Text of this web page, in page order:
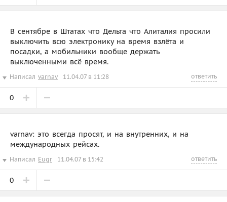
В сентябре в Штатах что Дельта что Алиталия просили
выключить всю электронику на время взлёта и
посадки, а мобильники вообще держать
выключенными всё время.
Написал varnav 11.04.07 в 11:28 ответить
0
varnav: это всегда просят, и на внутренних, и на
международных рейсах.
Написал Eugr 11.04.07 в 15:42 ответить
0